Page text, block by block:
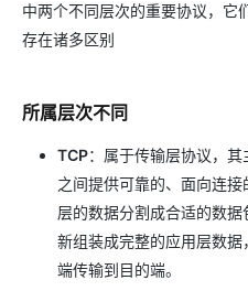
中两个不同层次的重要协议，它
存在诸多区别
所属层次不同
TCP：属于传输层协议，
之间提供可靠的、面向连
层的数据分割成合适的数
新组装成完整的应用层数
端传输到目的端。